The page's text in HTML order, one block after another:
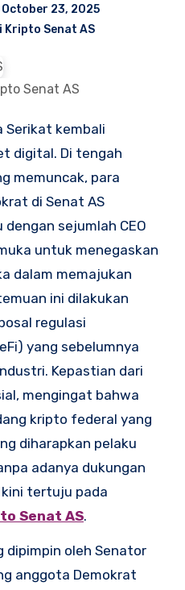
October 23, 2025
Kripto Senat AS
Senat AS
digital. Di tengah
memuncak, para
di Senat AS
sejumlah CEO
untuk menegaskan
dalam memajukan
ini dilakukan
regulasi
yang sebelumnya
Kepastian dari
mengingat bahwa
kripto federal yang
diharapkan pelaku
adanya dukungan
tertuju pada
Senat AS.
dipimpin oleh Senator
anggota Demokrat